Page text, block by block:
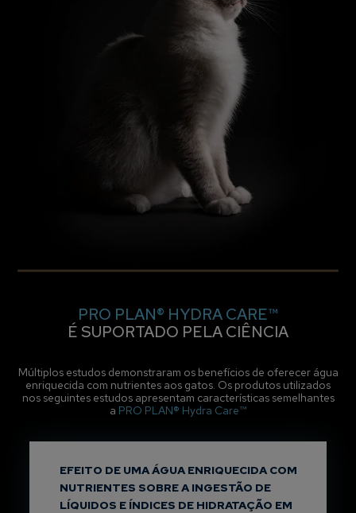
PRO PLAN® HYDRA CARE™
É SUPORTADO PELA CIÊNCIA
Múltiplos estudos demonstraram os benefícios de oferecer água
enriquecida com nutrientes aos gatos. Os produtos utilizados
nos seguintes estudos apresentam características semelhantes
a PRO PLAN® Hydra Care™
EFEITO DE UMA ÁGUA ENRIQUECIDA COM
NUTRIENTES SOBRE A INGESTÃO DE
LÍQUIDOS E ÍNDICES DE HIDRATAÇÃO EM